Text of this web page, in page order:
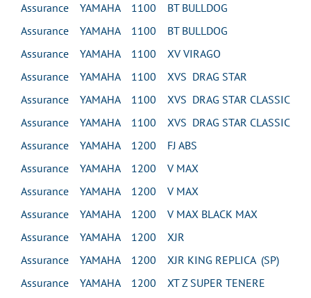
Assurance YAMAHA 1100 BT BULLDOG
Assurance YAMAHA 1100 BT BULLDOG
Assurance YAMAHA 1100 XV VIRAGO
Assurance YAMAHA 1100 XVS DRAG STAR
Assurance YAMAHA 1100 XVS DRAG STAR CLASSIC
Assurance YAMAHA 1100 XVS DRAG STAR CLASSIC
Assurance YAMAHA 1200 FJ ABS
Assurance YAMAHA 1200 V MAX
Assurance YAMAHA 1200 V MAX
Assurance YAMAHA 1200 V MAX BLACK MAX
Assurance YAMAHA 1200 XJR
Assurance YAMAHA 1200 XJR KING REPLICA (SP)
Assurance YAMAHA 1200 XT Z SUPER TENERE